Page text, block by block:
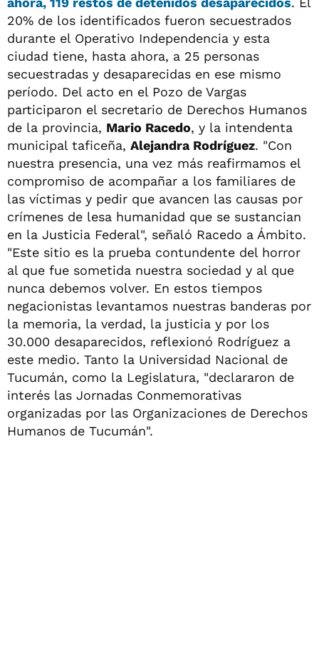
20% de los identificados fueron secuestrados
durante el Operativo Independencia y esta
ciudad tiene, hasta ahora, a 25 personas
secuestradas y desaparecidas en ese mismo
período. Del acto en el Pozo de Vargas
participaron el secretario de Derechos Humanos
de la provincia, Mario Racedo, y la intendenta
municipal taficeña, Alejandra Rodríguez. "Con
nuestra presencia, una vez más reafirmamos el
compromiso de acompañar a los familiares de
las víctimas y pedir que avancen las causas por
crímenes de lesa humanidad que se sustancian
en la Justicia Federal", señaló Racedo a Ámbito.
"Este sitio es la prueba contundente del horror
al que fue sometida nuestra sociedad y al que
nunca debemos volver. En estos tiempos
negacionistas levantamos nuestras banderas por
la memoria, la verdad, la justicia y por los
30.000 desaparecidos, reflexionó Rodríguez a
este medio. Tanto la Universidad Nacional de
Tucumán, como la Legislatura, "declararon de
interés las Jornadas Conmemorativas
organizadas por las Organizaciones de Derechos
Humanos de Tucumán".